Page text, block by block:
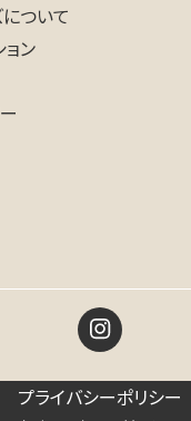
ついて
ン
プライバシーポリシー